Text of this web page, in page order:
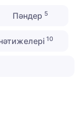
Пәндер 5
10